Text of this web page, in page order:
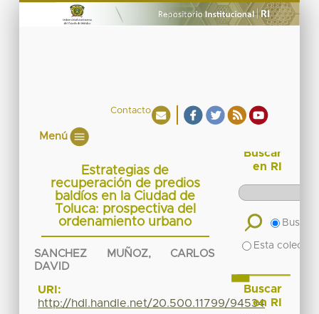
Contacto
Menú
Estrategias de
recuperación de predios
baldíos en la Ciudad de
Toluca: prospectiva del
ordenamiento urbano
SANCHEZ MUÑOZ, CARLOS
DAVID
URI:
http://hdl.handle.net/20.500.11799/94534
Buscar
en RI
Buscar
Esta
Buscar
en RI